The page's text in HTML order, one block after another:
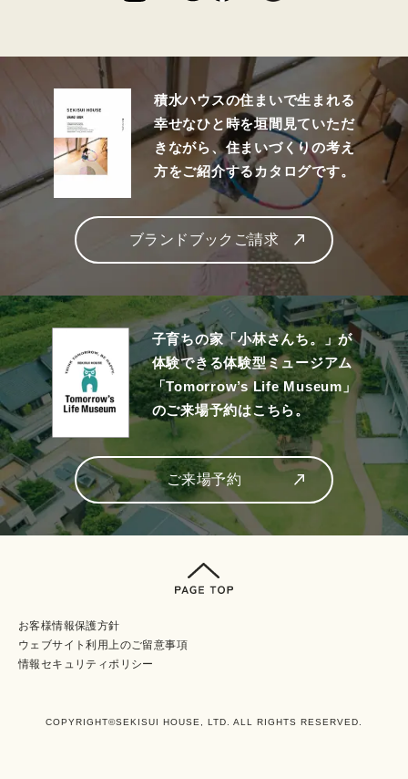
積水ハウスの住まいで生まれる
幸せなひと時を垣間見ていただ
きながら、住まいづくりの考え
方をご紹介するカタログです。
ブランドブックご請求
子育ちの家「小林さんち。」が
体験できる体験型ミュージアム
「Tomorrow’s Life Museum」
のご来場予約はこちら。
ご来場予約
お客様情報保護方針
ウェブサイト利⽤上のご留意事項
情報セキュリティポリシー
COPYRIGHT©SEKISUI HOUSE, LTD. ALL RIGHTS RESERVED.